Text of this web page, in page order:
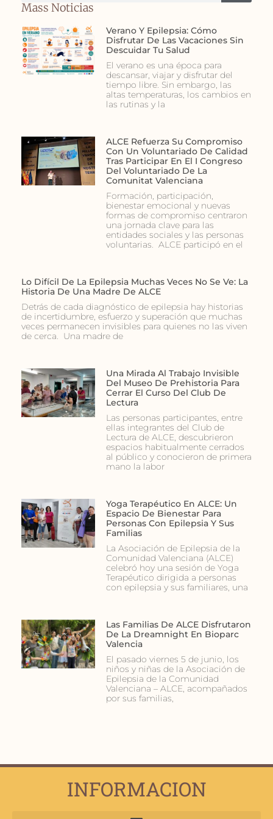
Mass Noticias
Verano Y Epilepsia: Cómo
Disfrutar De Las Vacaciones Sin
Descuidar Tu Salud
El verano es una época para
descansar, viajar y disfrutar del
tiempo libre. Sin embargo, las
altas temperaturas, los cambios en
las rutinas y la
ALCE Refuerza Su Compromiso
Con Un Voluntariado De Calidad
Tras Participar En El I Congreso
Del Voluntariado De La
Comunitat Valenciana
Formación, participación,
bienestar emocional y nuevas
formas de compromiso centraron
una jornada clave para las
entidades sociales y las personas
voluntarias. ALCE participó en el
Lo Difícil De La Epilepsia Muchas Veces No Se Ve: La
Historia De Una Madre De ALCE
Detrás de cada diagnóstico de epilepsia hay historias
de incertidumbre, esfuerzo y superación que muchas
veces permanecen invisibles para quienes no las viven
de cerca. Una madre de
Una Mirada Al Trabajo Invisible
Del Museo De Prehistoria Para
Cerrar El Curso Del Club De
Lectura
Las personas participantes, entre
ellas integrantes del Club de
Lectura de ALCE, descubrieron
espacios habitualmente cerrados
al público y conocieron de primera
mano la labor
Yoga Terapéutico En ALCE: Un
Espacio De Bienestar Para
Personas Con Epilepsia Y Sus
Familias
La Asociación de Epilepsia de la
Comunidad Valenciana (ALCE)
celebró hoy una sesión de Yoga
Terapéutico dirigida a personas
con epilepsia y sus familiares, una
Las Familias De ALCE Disfrutaron
De La Dreamnight En Bioparc
Valencia
El pasado viernes 5 de junio, los
niños y niñas de la Asociación de
Epilepsia de la Comunidad
Valenciana – ALCE, acompañados
por sus familias,
INFORMACION